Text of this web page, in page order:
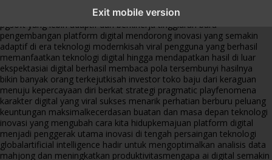
Exit mobile version
menghadirkan inovasi berkualitasai digital menjadi kunci analisis data
pgsoft yang lebih adaptif dan berkinerja tinggiarah baru
pengembangan platform digital mendorong inovasi yang semakin
adaptif di era teknologi modernkisah viral pengguna yang berhasil
memanfaatkan teknologi digital hingga mendapatkan hasil di luar
ekspektasiai digital berhasil membaca pola tersembunyi hasilnya
bikin banyak orang terkejutkisah investor toko baju dari keraguan
menuju kepercayaan diri berkat strategi pragmatic playfenomena
karakter digital yang viral sukses menarik perhatian berburu peluang
keuntungan maksimalkecerdasan buatan dan masa depan teknologi
inovasi yang mengubah cara kita hidupkemajuan platform digital
menjadi penggerak utama inovasi di tengah persaingan teknologi
globalartificial intelligence hadir untuk mengoptimalkan analisis data
mahjong dan meningkatkan produktivitasmengapa ai digital semakin